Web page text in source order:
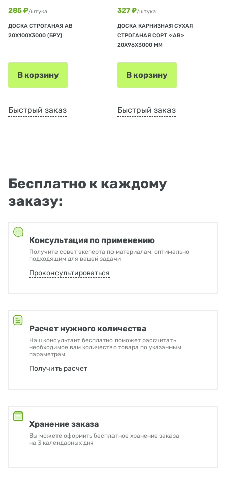
285 ₽/штука
ДОСКА СТРОГАНАЯ АВ
20Х100Х3000 (БРУ)
В корзину
Быстрый заказ
327 ₽/штука
ДОСКА КАРНИЗНАЯ СУХАЯ
СТРОГАНАЯ СОРТ «АВ»
20Х96Х3000 ММ
В корзину
Быстрый заказ
Бесплатно к каждому
заказу:
Консультация по применению
Получите совет эксперта по материалам, оптимально
подходящим для вашей задачи
Проконсультироваться
Расчет нужного количества
Наш консультант бесплатно поможет рассчитать
необходимое вам количество товара по указанным
параметрам
Получить расчет
Хранение заказа
Вы можете оформить бесплатное хранение заказа
на 3 календарных дня